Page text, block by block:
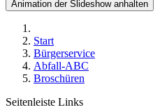
Animation der Slideshow anhalten
Start
Bürgerservice
Abfall-ABC
Broschüren
Seitenleiste Links